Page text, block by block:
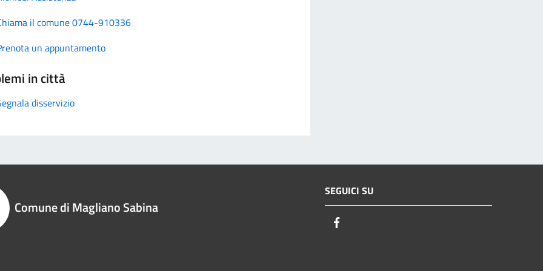
il comune 0744-910336
un appuntamento
in città
disservizio
Comune di Magliano Sabina
SEGUICI SU